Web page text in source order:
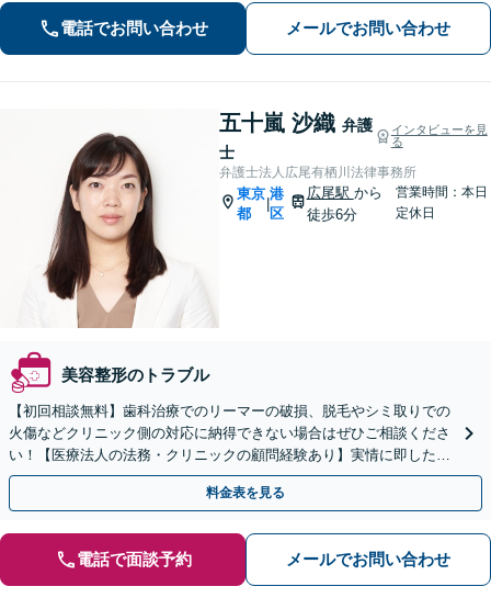
る」という信念は、離婚・相続等の家
事案件から企業法務まですべての案件
に共 通する原動力だと考えています。
電話でお問い合わせ メールでお問い合わせ
五十嵐 沙織 弁護
士
インタビューを見
る
弁護士法人広尾有栖川法律事務所
東京
都
港
区
広尾駅 から
徒歩6分
営業時間：本日
定休日
美容整形のトラブル
【初回相談無料】歯科治療でのリーマーの破損、脱毛やシミ取りでの
火傷などクリニック側の対応に納得できない場合はぜひご相談くださ
い！【医療法人の法務・クリニックの顧問経験あり】実情に即したア
ドバイスで、納得のできるトラブルの解決を目指します。
料金表を見る
電話で面談予約 メールでお問い合わせ